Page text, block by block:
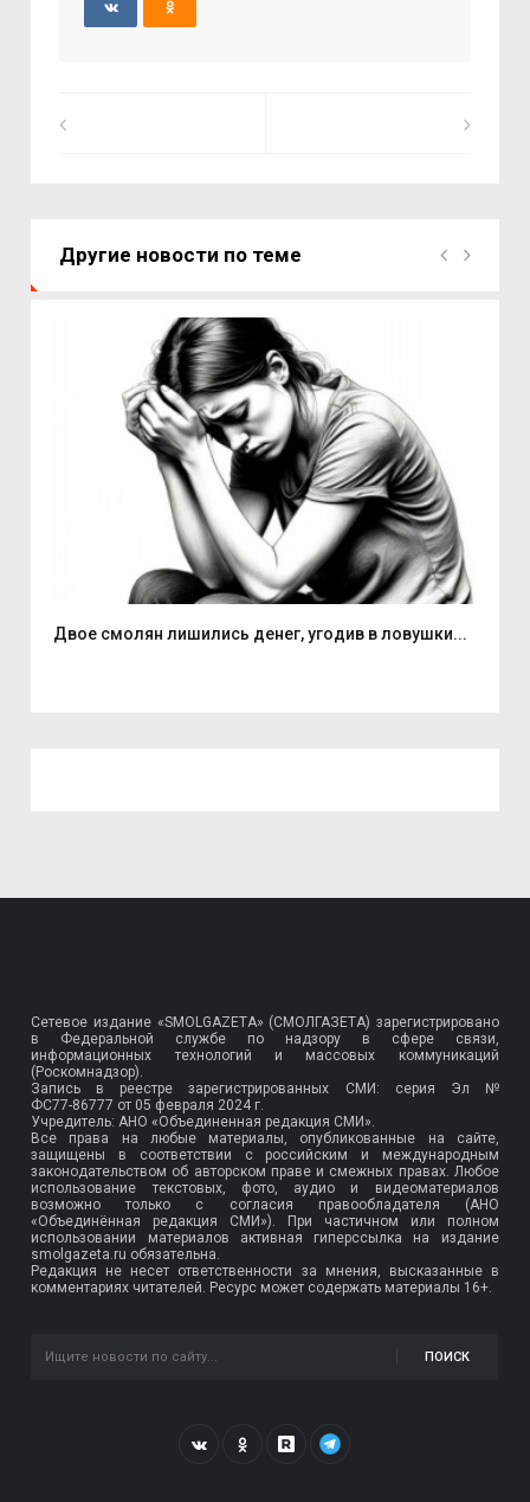
Другие новости по теме
Двое смолян лишились денег, угодив в ловушки...
Сетевое издание «SMOLGAZETA» (СМОЛГАЗЕТА) зарегистрировано
в Федеральной службе по надзору в сфере связи,
информационных технологий и массовых коммуникаций
(Роскомнадзор).
Запись в реестре зарегистрированных СМИ: серия Эл №
ФС77-86777 от 05 февраля 2024 г.
Учредитель: АНО «Объединенная редакция СМИ».
Все права на любые материалы, опубликованные на сайте,
защищены в соответствии с российским и международным
законодательством об авторском праве и смежных правах. Любое
использование текстовых, фото, аудио и видеоматериалов
возможно только с согласия правообладателя (АНО
«Объединённая редакция СМИ»). При частичном или полном
использовании материалов активная гиперссылка на издание
smolgazeta.ru обязательна.
Редакция не несет ответственности за мнения, высказанные в
комментариях читателей. Ресурс может содержать материалы 16+.
ПОИСК